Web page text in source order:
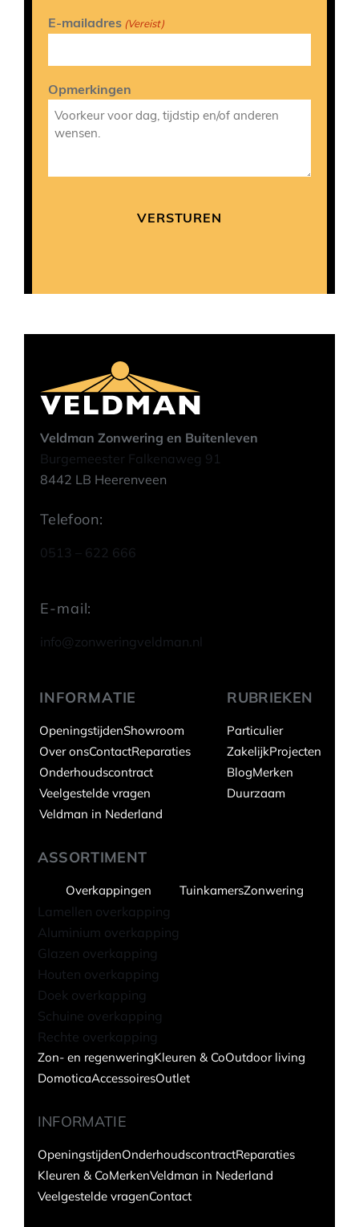
E-mailadres (Vereist)
Opmerkingen
Veldman Zonwering en Buitenleven
Burgemeester Falkenaweg 91
8442 LB Heerenveen
Telefoon:
0513 – 622 666
E-mail:
info@zonweringveldman.nl
ASSORTIMENT
Overkappingen
Lamellen overkapping
Aluminium overkapping
Glazen overkapping
Houten overkapping
Doek overkapping
Schuine overkapping
Rechte overkapping
TuinkamersZonwering
Zon- en regenweringKleuren & CoOutdoor living
DomoticaAccessoiresOutlet
RUBRIEKEN
Particulier
ZakelijkProjecten
BlogMerken
Duurzaam
INFORMATIE
OpeningstijdenOnderhoudscontractReparaties
Kleuren & CoMerkenVeldman in Nederland
Veelgestelde vragenContact
INFORMATIE
OpeningstijdenShowroom
Over onsContactReparaties
Onderhoudscontract
Veelgestelde vragen
Veldman in Nederland